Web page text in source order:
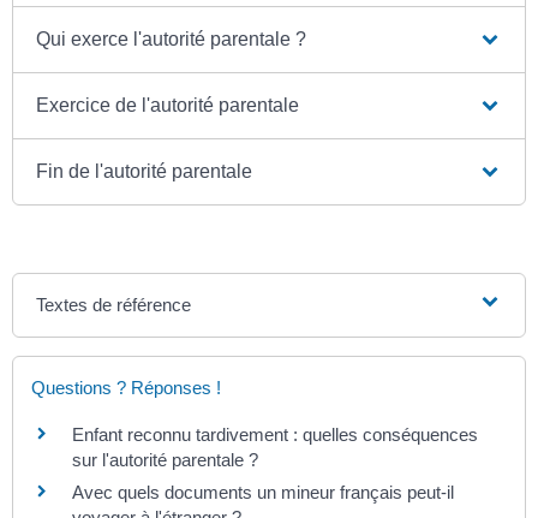
Qui exerce l'autorité parentale ?
Exercice de l'autorité parentale
Fin de l'autorité parentale
Textes de référence
Questions ? Réponses !
Enfant reconnu tardivement : quelles conséquences
sur l'autorité parentale ?
Avec quels documents un mineur français peut-il